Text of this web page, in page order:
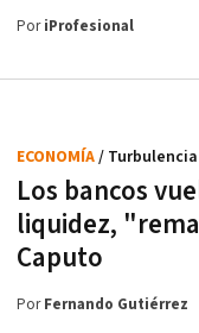
PoriProfesional
Los bancos
liquidez,
Caputo
ECONOMÍA/
PorFernando Gutiérrez